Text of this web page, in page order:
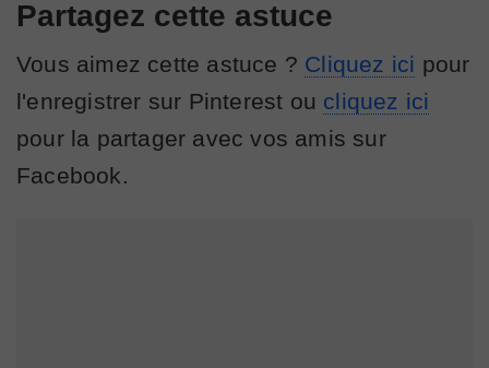
Partagez cette astuce
Vous aimez cette astuce ? Cliquez ici pour
l'enregistrer sur Pinterest ou cliquez ici
pour la partager avec vos amis sur
Facebook.